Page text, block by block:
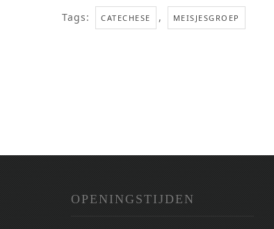
Tags: CATECHESE , MEISJESGROEP
OPENINGSTIJDEN